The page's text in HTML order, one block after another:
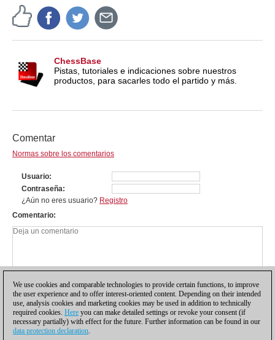
ChessBase
Pistas, tutoriales e indicaciones sobre nuestros
productos, para sacarles todo el partido y más.
Comentar
Normas sobre los comentarios
Usuario
Contraseña
¿Aún no eres usuario? Registro
Comentario
We use cookies and comparable technologies to provide certain functions, to improve
the user experience and to offer interest-oriented content. Depending on their intended
use, analysis cookies and marketing cookies may be used in addition to technically
required cookies. Here you can make detailed settings or revoke your consent (if
necessary partially) with effect for the future. Further information can be found in our
data protection declaration.